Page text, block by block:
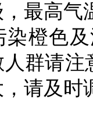
，最高
染橙色
人群请
请及时